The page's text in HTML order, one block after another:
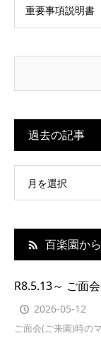
重要事項説明書
過去の記事
月を選択
百楽園か
R8.5.13～ ご面
2026-05-12
ご面会(ご来園)時の